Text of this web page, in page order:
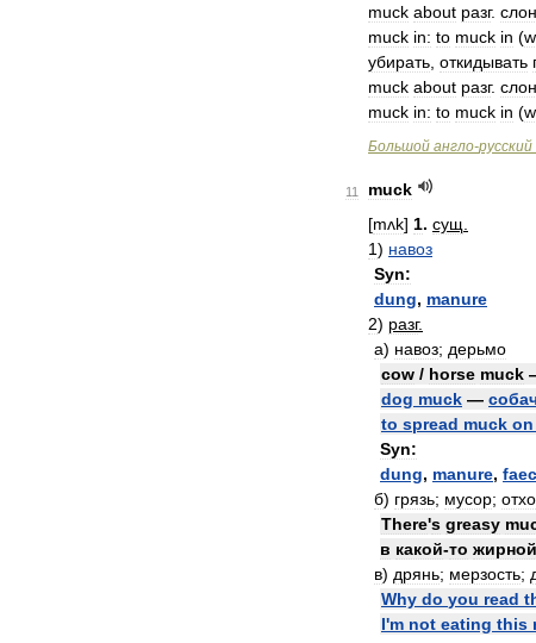
muck about разг.
muck in: to muck in (
убирать откидывать
muck about разг.
muck in: to muck in (
Большой англо-русский
11
muck
[mʌk] 1. сущ
1) навоз
Syn:
dung, manure
2) разг.
а) навоз; дерьмо
cow / horse muck
dog muck —
to spread muck on
Syn:
dung, manure,
б) грязь; мусор;
There's greasy
в какой-то жирной
в) дрянь; мерзость;
Why do you read
I'm not eating this